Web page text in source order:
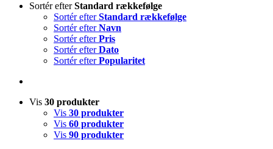
Sortér efterStandard rækkefølge
Sortér efterStandard rækkefølge
Sortér efterNavn
Sortér efterPris
Sortér efterDato
Sortér efterPopularitet
Vis 30 produkter
Vis 30 produkter
Vis 60 produkter
Vis 90 produkter